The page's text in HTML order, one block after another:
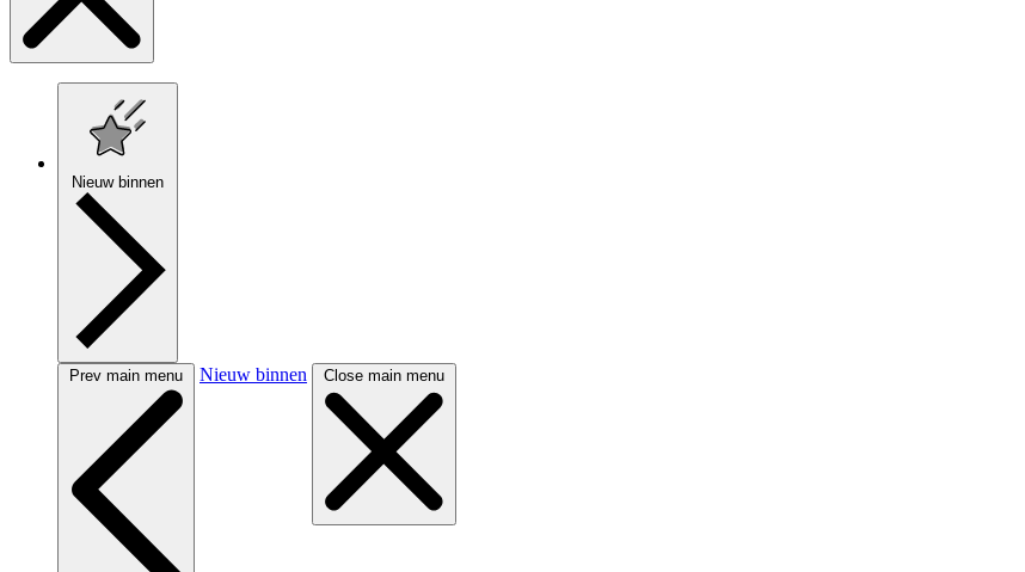
Nieuw binnen
Prev main menu Nieuw binnen Close main menu